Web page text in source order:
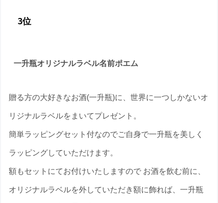
3位
一升瓶オリジナルラベル名前ポエム
贈る方の大好きなお酒(一升瓶)に、世界に一つしかないオ
リジナルラベルをまいてプレゼント。
簡単ラッピングセット付なのでご自身で一升瓶を美しく
ラッピングしていただけます。
額もセットにてお付けいたしますので お酒を飲む前に、
オリジナルラベルを外していただき額に飾れば、一升瓶